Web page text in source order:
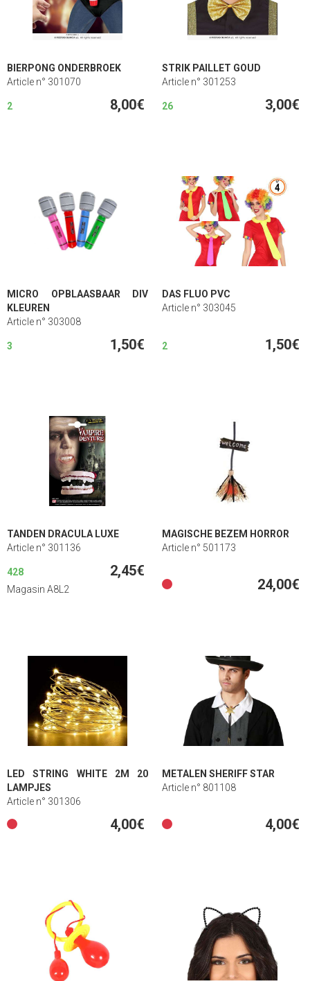
BIERPONG ONDERBROEK
Article n° 301070
2 8,00€
STRIK PAILLET GOUD
Article n° 301253
26 3,00€
MICRO OPBLAASBAAR DIV
KLEUREN
Article n° 303008
3 1,50€
DAS FLUO PVC
Article n° 303045
2 1,50€
TANDEN DRACULA LUXE
Article n° 301136
428 2,45€
Magasin A8L2
MAGISCHE BEZEM HORROR
Article n° 501173
24,00€
LED STRING WHITE 2M 20
LAMPJES
Article n° 301306
4,00€
METALEN SHERIFF STAR
Article n° 801108
4,00€